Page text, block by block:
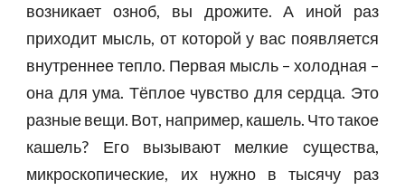
возникает озноб, вы дрожите. А иной раз
приходит мысль, от которой у вас появляется
внутреннее тепло. Первая мысль – холодная –
она для ума. Тёплое чувство для сердца. Это
разные вещи. Вот, например, кашель. Что такое
кашель? Его вызывают мелкие существа,
микроскопические, их нужно в тысячу раз